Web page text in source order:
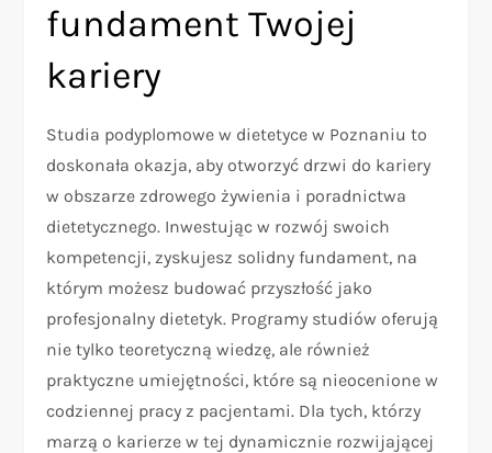
fundament Twojej
kariery
Studia podyplomowe w dietetyce w Poznaniu to
doskonała okazja, aby otworzyć drzwi do kariery
w obszarze zdrowego żywienia i poradnictwa
dietetycznego. Inwestując w rozwój swoich
kompetencji, zyskujesz solidny fundament, na
którym możesz budować przyszłość jako
profesjonalny dietetyk. Programy studiów oferują
nie tylko teoretyczną wiedzę, ale również
praktyczne umiejętności, które są nieocenione w
codziennej pracy z pacjentami. Dla tych, którzy
marzą o karierze w tej dynamicznie rozwijającej